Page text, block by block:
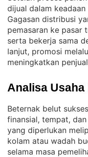
dijual dalam
Gagasan distribusi
pemasaran ke pasar
serta bekerja sama
lanjut, promosi
meningkatkan
Analisa
Beternak belut
finansial, tempat,
yang diperlukan
kolam atau wadah
selama masa